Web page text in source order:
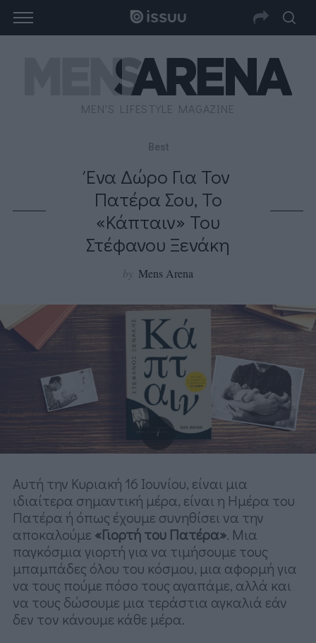
MEN'S LIFESTYLE MAGAZINE
Best
Ένα Δώρο Για Τον
Πατέρα Σου, Το
«Κάπταιν» Του
Στέφανου Ξενάκη
by Mens Arena
Αυτή την Κυριακή 16 Ιουνίου, είναι μια
ιδιαίτερα σημαντική μέρα, είναι η Ημέρα του
Πατέρα ή όπως έχουμε συνηθίσει να την
αποκαλούμε «Γιορτή του Πατέρα». Μια
παγκόσμια γιορτή για να τιμήσουμε τους
μπαμπάδες όλου του κόσμου, μια αφορμή για
να τους πούμε πόσο τους αγαπάμε, αλλά και
να τους δώσουμε μια τεράστια αγκαλιά εάν
δεν τον κάνουμε κάθε μέρα.